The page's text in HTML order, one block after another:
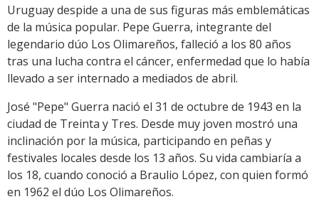
Link
Uruguay despide a una de sus figuras más emblemáticas
de la música popular. Pepe Guerra, integrante del
legendario dúo Los Olimareños, falleció a los 80 años
tras una lucha contra el cáncer, enfermedad que lo había
llevado a ser internado a mediados de abril.
José "Pepe" Guerra nació el 31 de octubre de 1943 en la
ciudad de Treinta y Tres. Desde muy joven mostró una
inclinación por la música, participando en peñas y
festivales locales desde los 13 años. Su vida cambiaría a
los 18, cuando conoció a Braulio López, con quien formó
en 1962 el dúo Los Olimareños.